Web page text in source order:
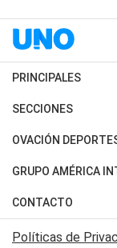
PRINCIPALES
Últimas Noticias
Política
Judiciales
Economia
SECCIONES
Horóscopo
Motores
Trucos caseros
Series y Películas
OVACIÓN
Fútbol
Mundial
Automovilismo
GRUPO AMÉRICA
Canal 7 en Vivo
CONTACTO
Acerca de Nosotros
Políticas de